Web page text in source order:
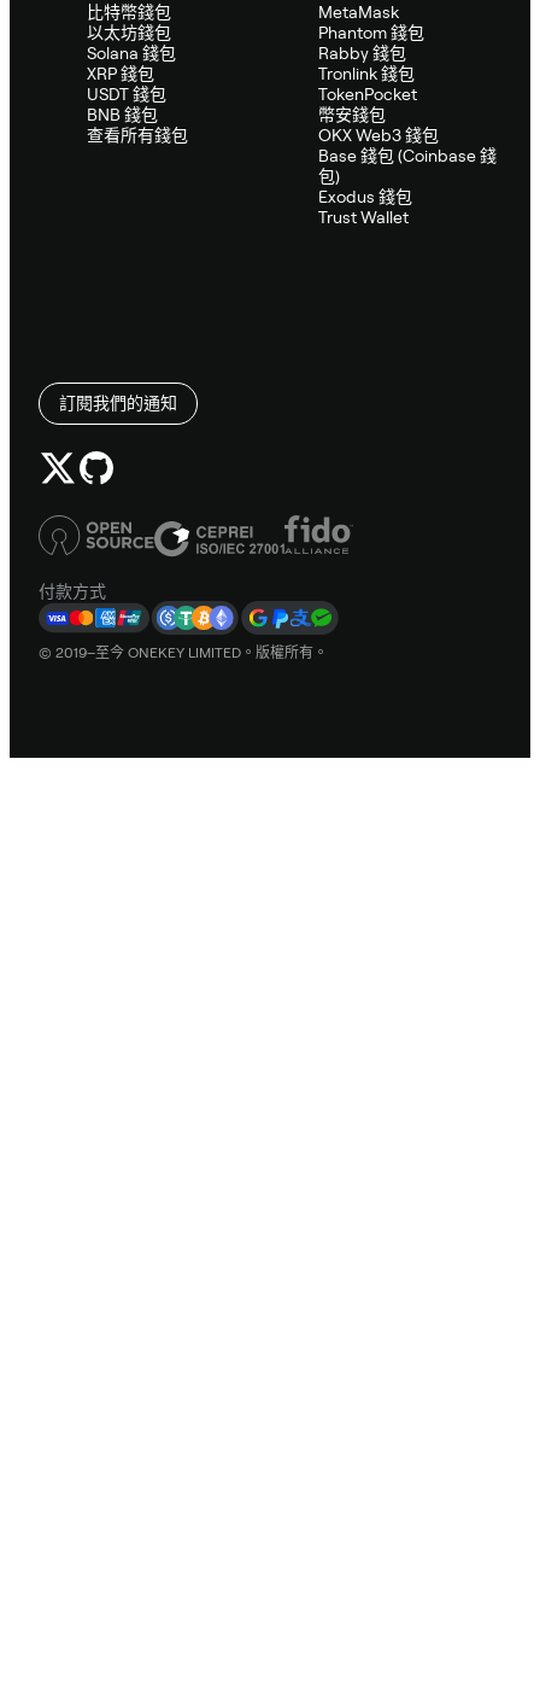
比特幣錢包
以太坊錢包
Solana 錢包
XRP 錢包
USDT 錢包
BNB 錢包
查看所有錢包
MetaMask
Phantom 錢包
Rabby 錢包
Tronlink 錢包
TokenPocket
幣安錢包
OKX Web3 錢包
Base 錢包 (Coinbase 錢
包)
Exodus 錢包
Trust Wallet
訂閱我們的通知
付款方式
© 2019–至今 ONEKEY LIMITED。版權所有。